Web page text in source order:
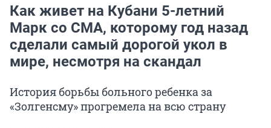
Как живет на Кубани 5-летний
Марк со СМА, которому год назад
сделали самый дорогой укол в
мире, несмотря на скандал
История борьбы больного ребенка за
«Золгенсму» прогремела на всю страну